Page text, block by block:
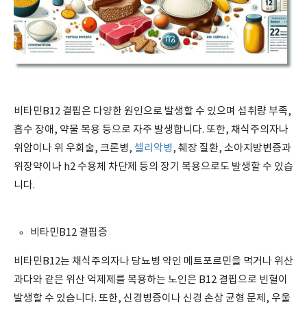
비타민B12 결핍은 다양한 원인으로 발생할 수 있으며 섭취량 부족,
흡수 장애, 약물 복용 등으로 자주 발생합니다. 또한, 채식주의자나
위암이나 위 우회술, 크론병, 셀리악병, 췌장 질환, 소아지방변증과
위장약이나 h2 수용체 차단제 등의 장기 복용으로도 발생할 수 있습
니다.
비타민B12 결핍증
비타민B12는 채식주의자나 당뇨병 약인 메트포르민을 먹거나 위산
과다와 같은 위산 억제제를 복용하는 노인은 B12 결핍으로 빈혈이
발생할 수 있습니다. 또한, 신경병증이나 신경 손상 균형 문제, 우울